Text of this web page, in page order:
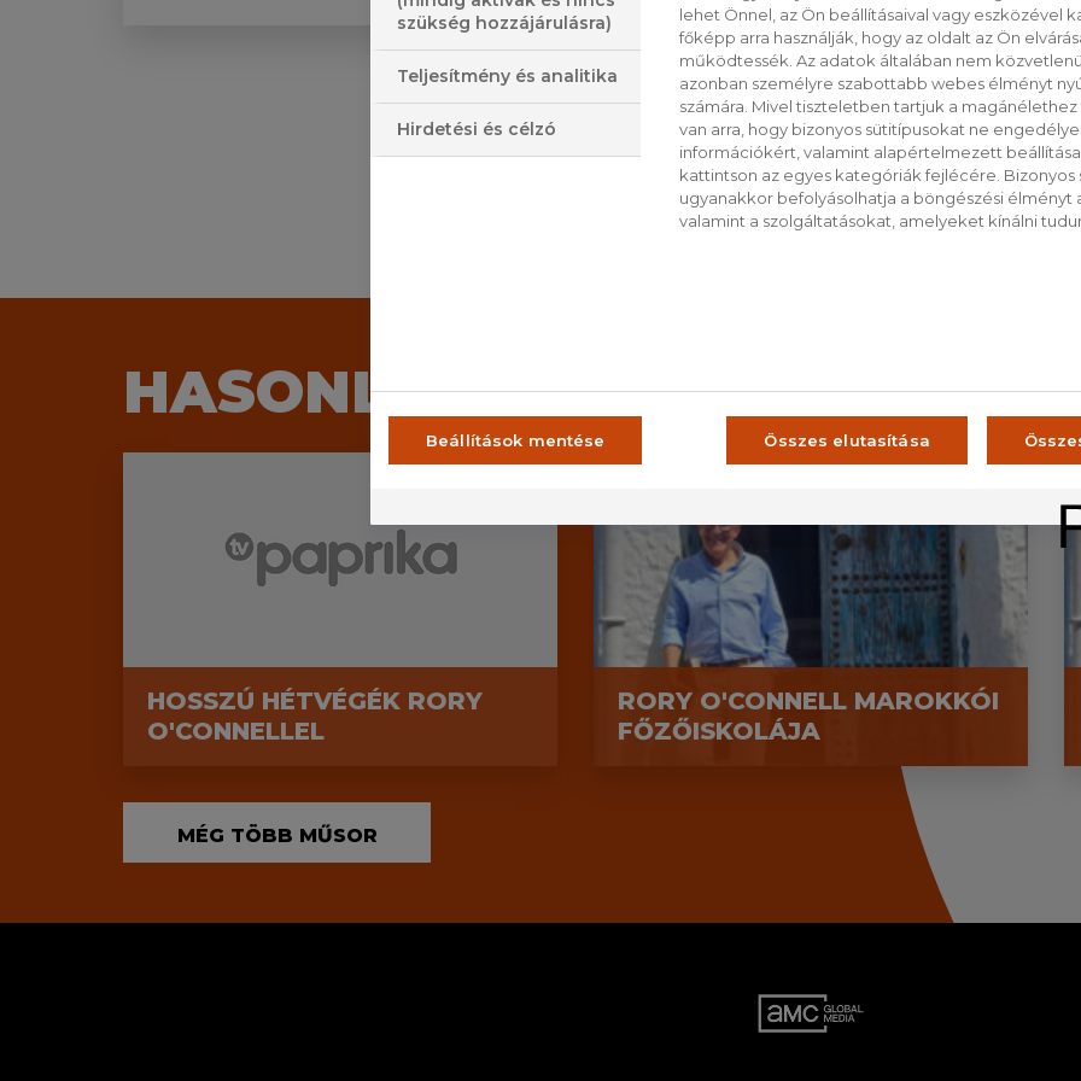
amelyeket életük mély és különleges
ételeket készít a vendégeivel, melyek
eredményeznek.
VISSZA A LISTÁRA
HASONLÓ MŰSOROK
HOSSZÚ HÉTVÉGÉK RORY
O'CONNELLEL
RORY O'CONNELL MAROKKÓI
FŐZŐISKOLÁJA
MÉG TÖBB MŰSOR
szükség hozzájárulásra)
Teljesítmény és analitika
Hirdetési és célzó
lehet Önnel, az Ön beállításaival vagy eszközével
főképp arra használják, hogy az oldalt az Ön
működtessék. Az adatok általában nem
azonban személyre szabottabb webes élményt
számára. Mivel tiszteletben tartjuk a
van arra, hogy bizonyos sütitípusokat ne
információkért, valamint alapértelmezett
kattintson az egyes kategóriák fejlécére. Bizonyos
ugyanakkor befolyásolhatja a böngészési élményt
valamint a szolgáltatásokat, amelyeket kínálni
Beállítások mentése Összes elutasítása